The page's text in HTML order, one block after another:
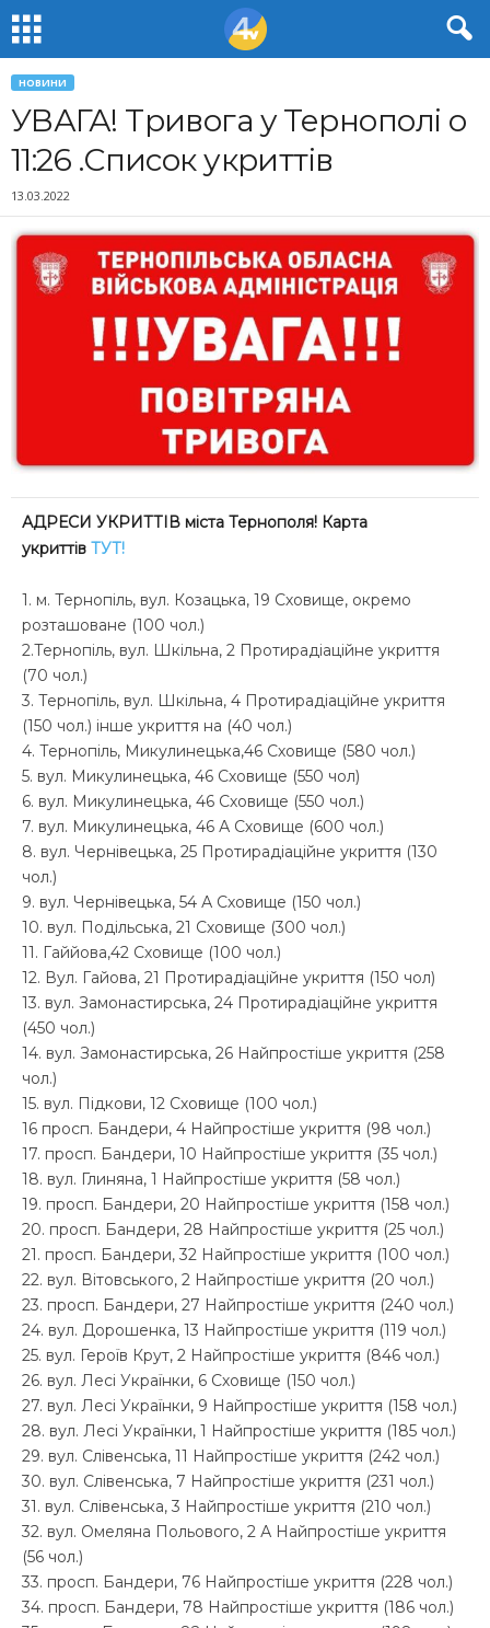
НОВИНИ
УВАГА! Тривога у Тернополі о
11:26 .Список укриттів
13.03.2022
АДРЕСИ УКРИТТІВ міста Тернополя! Карта
укриттів ТУТ!
1. м. Тернопіль, вул. Козацька, 19 Сховище, окремо
розташоване (100 чол.)
2.Тернопіль, вул. Шкільна, 2 Протирадіаційне укриття
(70 чол.)
3. Тернопіль, вул. Шкільна, 4 Протирадіаційне укриття
(150 чол.) інше укриття на (40 чол.)
4. Тернопіль, Микулинецька,46 Сховище (580 чол.)
5. вул. Микулинецька, 46 Сховище (550 чол)
6. вул. Микулинецька, 46 Сховище (550 чол.)
7. вул. Микулинецька, 46 А Сховище (600 чол.)
8. вул. Чернівецька, 25 Протирадіаційне укриття (130
чол.)
9. вул. Чернівецька, 54 А Сховище (150 чол.)
10. вул. Подільська, 21 Сховище (300 чол.)
11. Гаййова,42 Сховище (100 чол.)
12. Вул. Гайова, 21 Протирадіаційне укриття (150 чол)
13. вул. Замонастирська, 24 Протирадіаційне укриття
(450 чол.)
14. вул. Замонастирська, 26 Найпростіше укриття (258
чол.)
15. вул. Підкови, 12 Сховище (100 чол.)
16 просп. Бандери, 4 Найпростіше укриття (98 чол.)
17. просп. Бандери, 10 Найпростіше укриття (35 чол.)
18. вул. Глиняна, 1 Найпростіше укриття (58 чол.)
19. просп. Бандери, 20 Найпростіше укриття (158 чол.)
20. просп. Бандери, 28 Найпростіше укриття (25 чол.)
21. просп. Бандери, 32 Найпростіше укриття (100 чол.)
22. вул. Вітовського, 2 Найпростіше укриття (20 чол.)
23. просп. Бандери, 27 Найпростіше укриття (240 чол.)
24. вул. Дорошенка, 13 Найпростіше укриття (119 чол.)
25. вул. Героїв Крут, 2 Найпростіше укриття (846 чол.)
26. вул. Лесі Українки, 6 Сховище (150 чол.)
27. вул. Лесі Українки, 9 Найпростіше укриття (158 чол.)
28. вул. Лесі Українки, 1 Найпростіше укриття (185 чол.)
29. вул. Слівенська, 11 Найпростіше укриття (242 чол.)
30. вул. Слівенська, 7 Найпростіше укриття (231 чол.)
31. вул. Слівенська, 3 Найпростіше укриття (210 чол.)
32. вул. Омеляна Польового, 2 А Найпростіше укриття
(56 чол.)
33. просп. Бандери, 76 Найпростіше укриття (228 чол.)
34. просп. Бандери, 78 Найпростіше укриття (186 чол.)